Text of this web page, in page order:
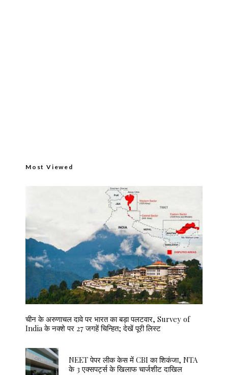
Most Viewed
चीन के अरुणाचल दावे पर भारत का बड़ा पलटवार, Survey of
India के नक्शे पर 27 जगहें चिन्हित; देखें पूरी लिस्ट
NEET पेपर लीक केस में CBI का शिकंजा, NTA
के 3 एक्सपर्ट्स के खिलाफ चार्जशीट दाखिल